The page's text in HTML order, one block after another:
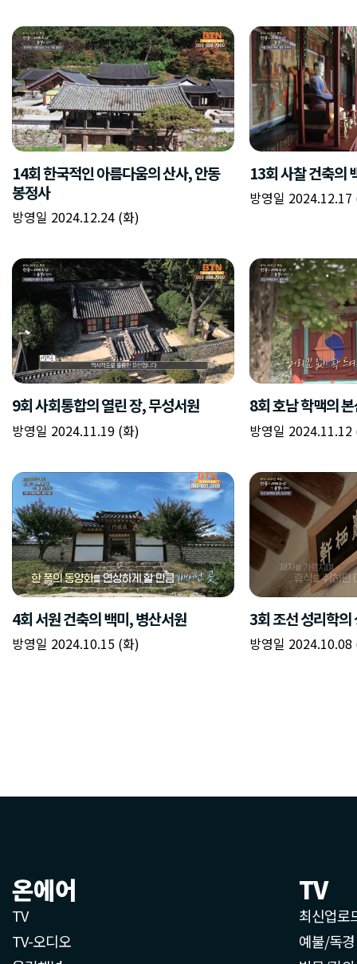
온에어
TV
TV-오디오
TV
최신업로
예불/독경